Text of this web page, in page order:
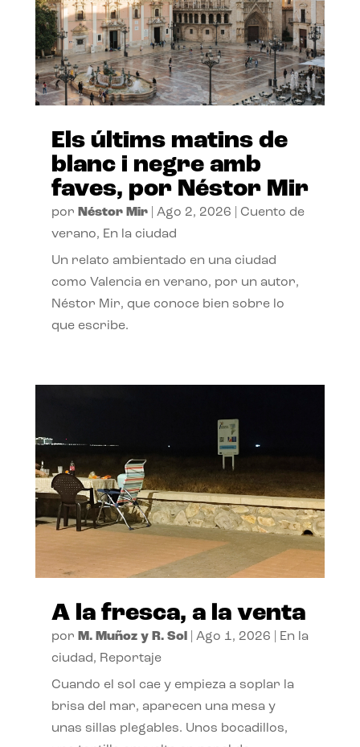
Els últims matins de
blanc i negre amb
faves, por Néstor Mir
por Néstor Mir| Ago 2, 2026
Cuento de
verano, En la ciudad
Un relato ambientado en una ciudad
como Valencia en verano, por un autor,
Néstor Mir, que conoce bien sobre lo
que escribe.
A la fresca, a la venta
por M. Muñoz y R. Sol| Ago 1, 2026
En la
ciudad, Reportaje
Cuando el sol cae y empieza a soplar la
brisa del mar, aparecen una mesa y
unas sillas plegables. Unos bocadillos,